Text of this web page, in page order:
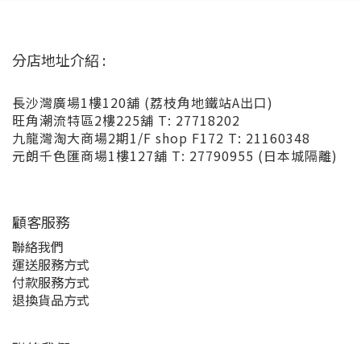
分店地址介紹 :
長沙灣廣場1樓120舖 (荔枝角地鐵站A出口)
旺角潮流特區2樓225舖 T: 27718202
九龍灣淘大商場2期1/F shop F172 T: 21160348
元朗千色匯商場1樓127舖 T: 27790955 (日本城隔離)
顧客服務
聯絡我們
運送服務方式
付款服務方式
退換貨品方式